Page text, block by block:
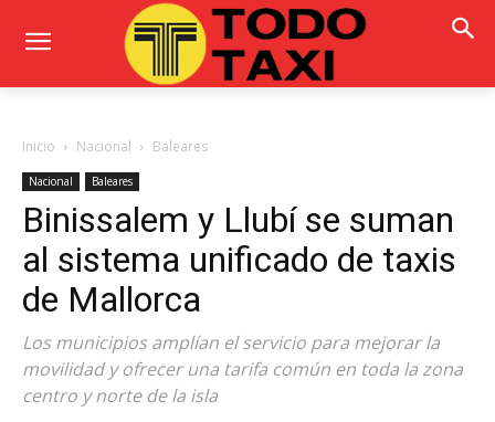
Inicio Nacional Baleares
Nacional Baleares
Binissalem y Llubí se suman
al sistema unificado de taxis
de Mallorca
Los municipios amplían el servicio para mejorar la
movilidad y ofrecer una tarifa común en toda la zona
centro y norte de la isla